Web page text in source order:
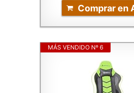
Comprar en
MÁS VENDIDO Nº 6